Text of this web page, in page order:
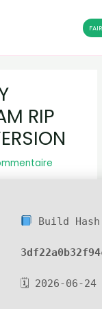
RIP
Build
🗓 2026-06-24